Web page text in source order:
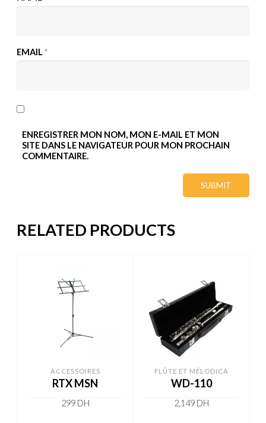
EMAIL*
ENREGISTRER MON NOM, MON E-MAIL ET MON
SITE DANS LE NAVIGATEUR POUR MON PROCHAIN
COMMENTAIRE.
RELATED PRODUCTS
ACCESSOIRES
RTX MSN
299 DH
FLÛTE ET MÉLODICA
WD-110
2,149 DH